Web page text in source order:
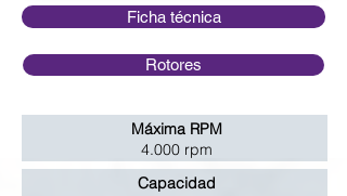
Ficha técnica
Rotores
Máxima RPM
4.000 rpm
Capacidad